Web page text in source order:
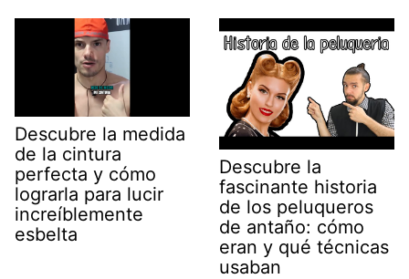
Descubre la medida
de la cintura
perfecta y cómo
lograrla para lucir
increíblemente
esbelta
Descubre la
fascinante historia
de los peluqueros
de antaño: cómo
eran y qué técnicas
usaban